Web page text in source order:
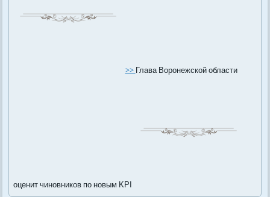
>>Глава Воронежской области
оценит чиновников по новым KPI